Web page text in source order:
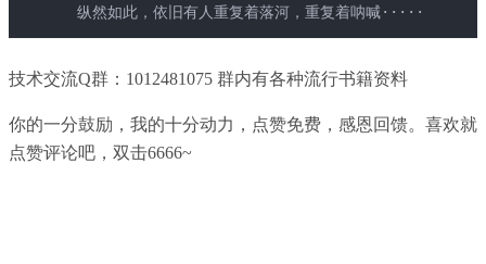
纵然如此，依旧有人重复着落河，重复着呐喊·····
技术交流Q群：1012481075 群内有各种流行书籍资料
你的一分鼓励，我的十分动力，点赞免费，感恩回馈。喜欢就
点赞评论吧，双击6666~